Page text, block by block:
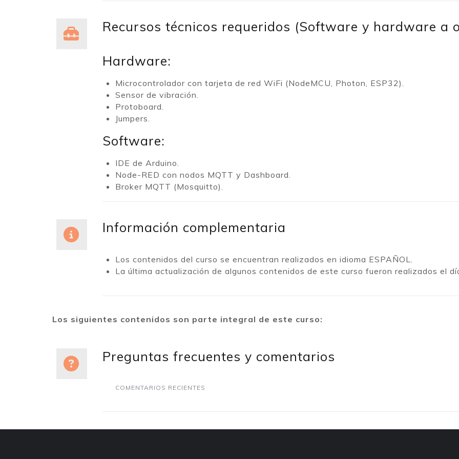
Recursos técnicos requeridos (Software y hardware a
Hardware:
Microcontrolador con tarjeta de red WiFi (NodeMCU, Photon, ESP32).
Sensor de vibración.
Protoboard.
Jumpers.
Software:
IDE de Arduino.
Node-RED con nodos MQTT y Dashboard.
Broker MQTT (Mosquitto).
Información complementaria
Los contenidos del curso se encuentran realizados en idioma ESPAÑOL.
La última actualización de algunos contenidos de este curso fueron realizados el
Los siguientes contenidos son parte integral de este curso:
Preguntas frecuentes y comentarios
COMENTARIOS RECIENTES